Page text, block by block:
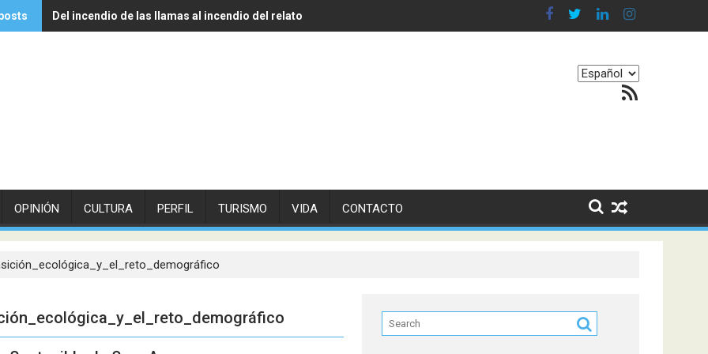
Del incendio de las llamas al incendio del relato
Experto de Vithas explica cómo las olas de calor influyen en nuestro equilibrio emocional
Elegir
Feed RSS
OPINIÓN CULTURA PERFIL TURISMO VIDA CONTACTO